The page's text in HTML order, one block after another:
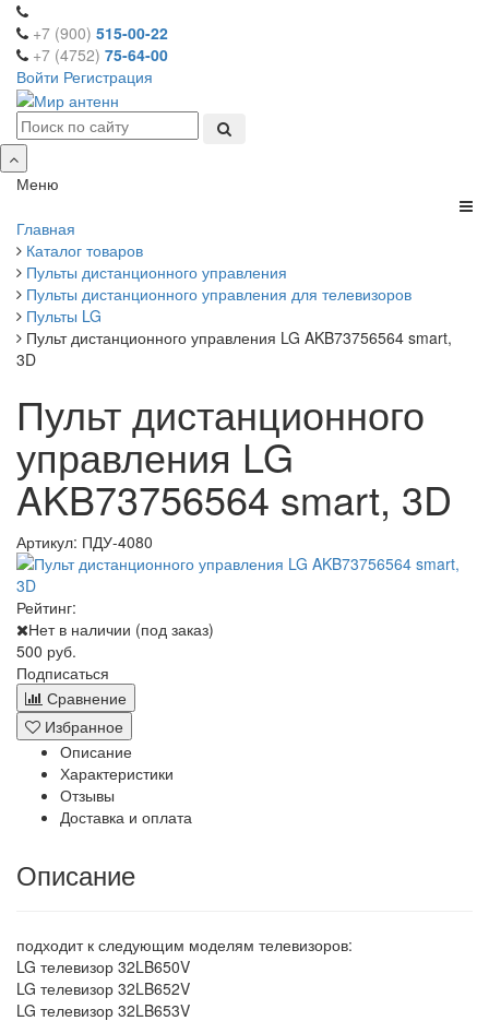
+7 (900) 515-00-22
+7 (4752) 75-64-00
Войти Регистрация
Меню
Главная
Каталог товаров
Пульты дистанционного управления
Пульты дистанционного управления для телевизоров
Пульты LG
Пульт дистанционного управления LG AKB73756564 smart,
3D
Пульт дистанционного
управления LG
AKB73756564 smart, 3D
Артикул: ПДУ-4080
Рейтинг:
Нет в наличии (под заказ)
500 руб.
Подписаться
Сравнение
Избранное
Описание
Характеристики
Отзывы
Доставка и оплата
Описание
подходит к следующим моделям телевизоров:
LG телевизор 32LB650V
LG телевизор 32LB652V
LG телевизор 32LB653V